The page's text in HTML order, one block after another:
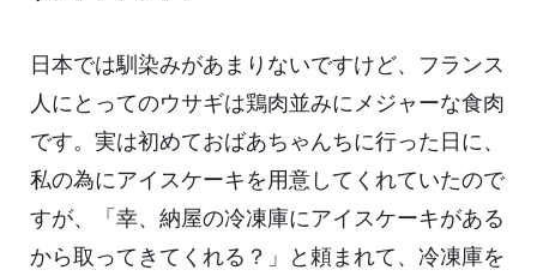
日本では馴染みがあまりないですけど、フランス
人にとってのウサギは鶏肉並みにメジャーな食肉
です。実は初めておばあちゃんちに行った日に、
私の為にアイスケーキを用意してくれていたので
すが、「幸、納屋の冷凍庫にアイスケーキがある
から取ってきてくれる？」と頼まれて、冷凍庫を